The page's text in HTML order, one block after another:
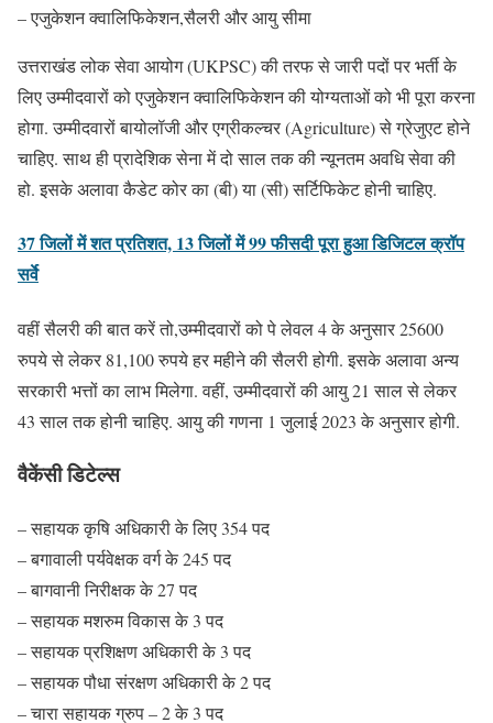
– एजुकेशन क्वालिफिकेशन,सैलरी और आयु सीमा
उत्तराखंड लोक सेवा आयोग (UKPSC) की तरफ से जारी पदों पर भर्ती के
लिए उम्मीदवारों को एजुकेशन क्वालिफिकेशन की योग्यताओं को भी पूरा करना
होगा. उम्मीदवारों बायोलॉजी और एग्रीकल्चर (Agriculture) से ग्रेजुएट होने
चाहिए. साथ ही प्रादेशिक सेना में दो साल तक की न्यूनतम अवधि सेवा की
हो. इसके अलावा कैडेट कोर का (बी) या (सी) सर्टिफिकेट होनी चाहिए.
37 जिलों में शत प्रतिशत, 13 जिलों में 99 फीसदी पूरा हुआ डिजिटल क्रॉप
सर्वे
वहीं सैलरी की बात करें तो,उम्मीदवारों को पे लेवल 4 के अनुसार 25600
रुपये से लेकर 81,100 रुपये हर महीने की सैलरी होगी. इसके अलावा अन्य
सरकारी भत्तों का लाभ मिलेगा. वहीं, उम्मीदवारों की आयु 21 साल से लेकर
43 साल तक होनी चाहिए. आयु की गणना 1 जुलाई 2023 के अनुसार होगी.
वैकेंसी डिटेल्स
– सहायक कृषि अधिकारी के लिए 354 पद
– बगावाली पर्यवेक्षक वर्ग के 245 पद
– बागवानी निरीक्षक के 27 पद
– सहायक मशरुम विकास के 3 पद
– सहायक प्रशिक्षण अधिकारी के 3 पद
– सहायक पौधा संरक्षण अधिकारी के 2 पद
– चारा सहायक ग्रुप – 2 के 3 पद